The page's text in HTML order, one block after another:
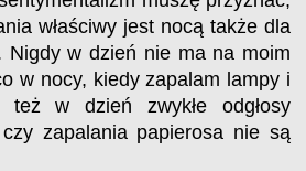
właściwy jest nocą także dla
Nigdy w dzień nie ma na moim
w nocy, kiedy zapalam lampy i
w dzień zwykłe odgłosy
zapalania papierosa nie są